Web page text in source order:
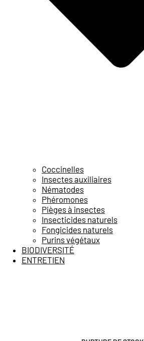
Coccinelles
Insectes auxiliaires
Nématodes
Phéromones
Pièges à insectes
Insecticides naturels
Fongicides naturels
Purins végétaux
BIODIVERSITÉ
ENTRETIEN